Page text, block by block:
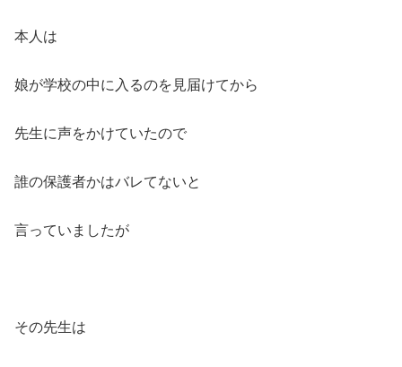
本人は
娘が学校の中に入るのを見届けてから
先生に声をかけていたので
誰の保護者かはバレてないと
言っていましたが
その先生は